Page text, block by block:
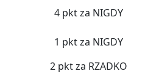
4 pkt za NIGDY
1 pkt za NIGDY
2 pkt za RZAD­KO